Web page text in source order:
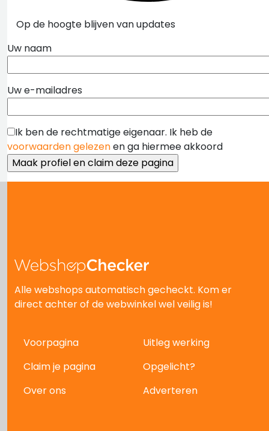
Op de hoogte blijven van updates
Uw naam
Uw e-mailadres
Ik ben de rechtmatige eigenaar. Ik heb de
voorwaarden gelezenen ga hiermee akkoord
Alle webshops automatisch gecheckt. Kom er
direct achter of de webwinkel wel veilig is!
Voorpagina
Uitleg werking
Claim je pagina
Opgelicht?
Over ons
Adverteren